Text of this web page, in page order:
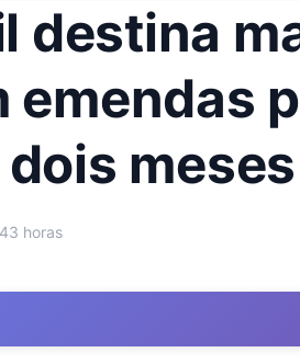
destina
emendas
horas